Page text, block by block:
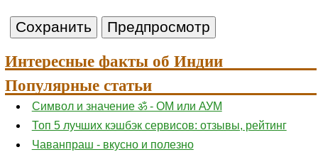
Интересные факты об Индии
Популярные статьи
Символ и значение ॐ - ОМ или АУМ
Топ 5 лучших кэшбэк сервисов: отзывы, рейтинг
Чаванпраш - вкусно и полезно